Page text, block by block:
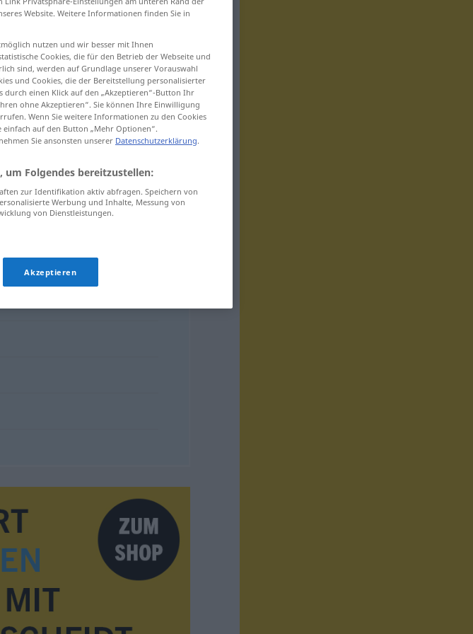
FIG
Website. Weitere Informationen finden Sie in
nutzen und wir besser mit Ihnen
Cookies, die für den Betrieb der Webseite und
sind, werden auf Grundlage unserer Vorauswahl
und Cookies, die der Bereitstellung personalisierter
einen Klick auf den „Akzeptieren“-Button Ihr
ohne Akzeptieren“. Sie können Ihre Einwilligung
Wenn Sie weitere Informationen zu den Cookies
auf den Button „Mehr Optionen“.
Sie ansonsten unserer Datenschutzerklärung.
um Folgendes bereitzustellen:
zur Identifikation aktiv abfragen. Speichern von
Werbung und Inhalte, Messung von
von Dienstleistungen.
Akzeptieren